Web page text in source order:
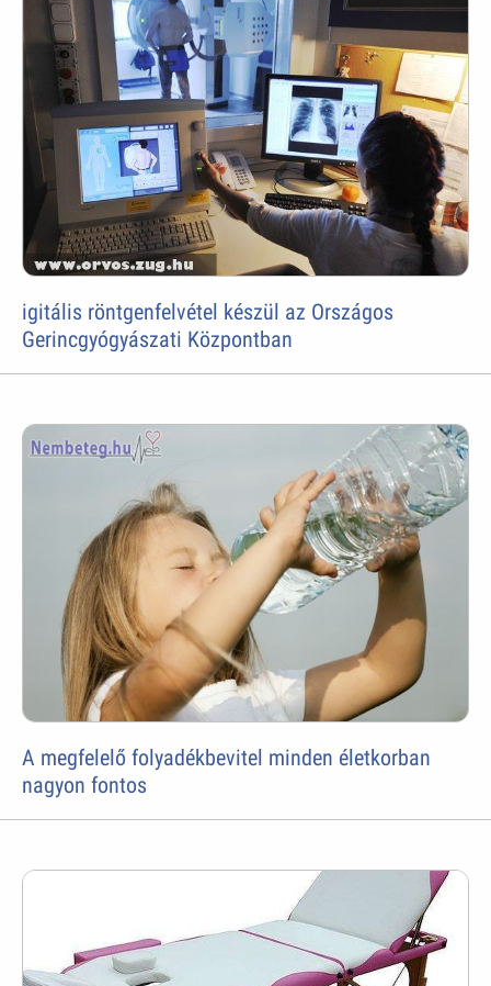
igitális röntgenfelvétel készül az Országos
Gerincgyógyászati Központban
A megfelelő folyadékbevitel minden életkorban
nagyon fontos